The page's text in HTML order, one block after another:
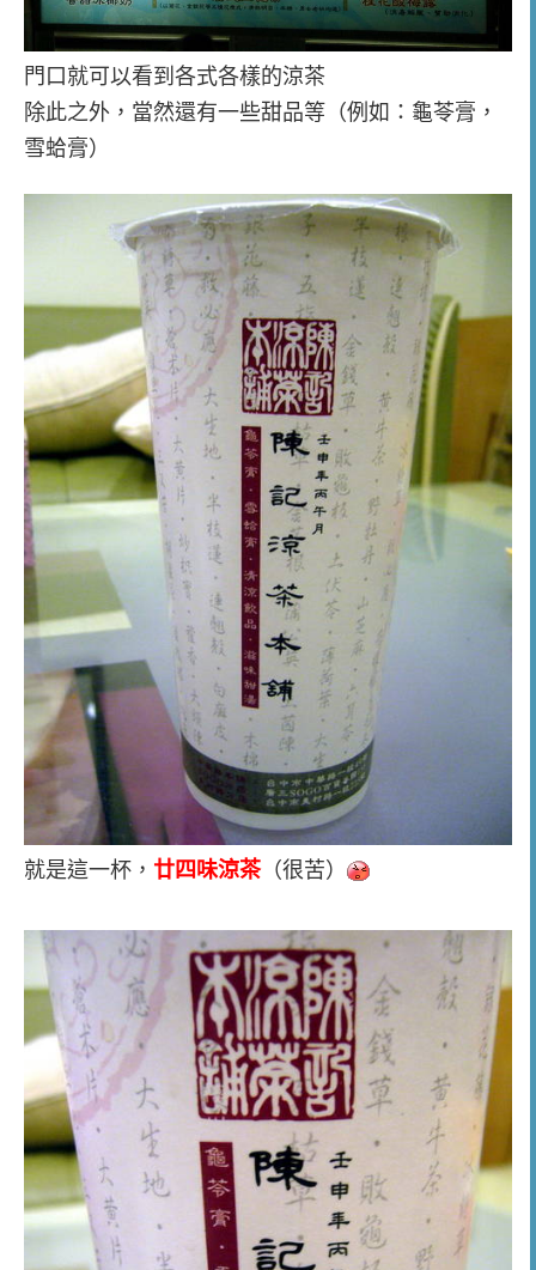
門口就可以看到各式各樣的涼茶
除此之外，當然還有一些甜品等（例如：龜苓膏，
雪蛤膏）
就是這一杯， 廿四味涼茶（很苦）